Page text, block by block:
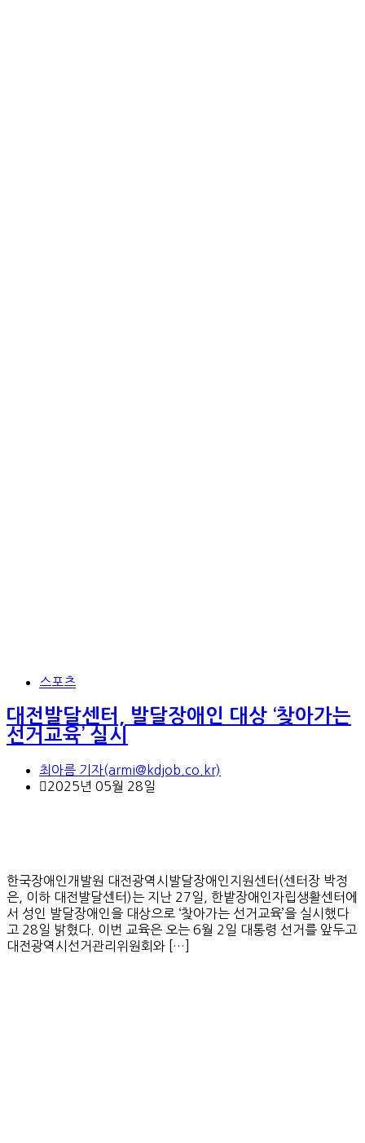
스포츠
대전발달센터, 발달장애인 대상 ‘찾아가는
선거교육’ 실시
최아름 기자(armi@kdjob.co.kr)
2025년 05월 28일
한국장애인개발원 대전광역시발달장애인지원센터(센터장 박정
은, 이하 대전발달센터)는 지난 27일, 한밭장애인자립생활센터에
서 성인 발달장애인을 대상으로 ‘찾아가는 선거교육’을 실시했다
고 28일 밝혔다. 이번 교육은 오는 6월 2일 대통령 선거를 앞두고
대전광역시선거관리위원회와 […]